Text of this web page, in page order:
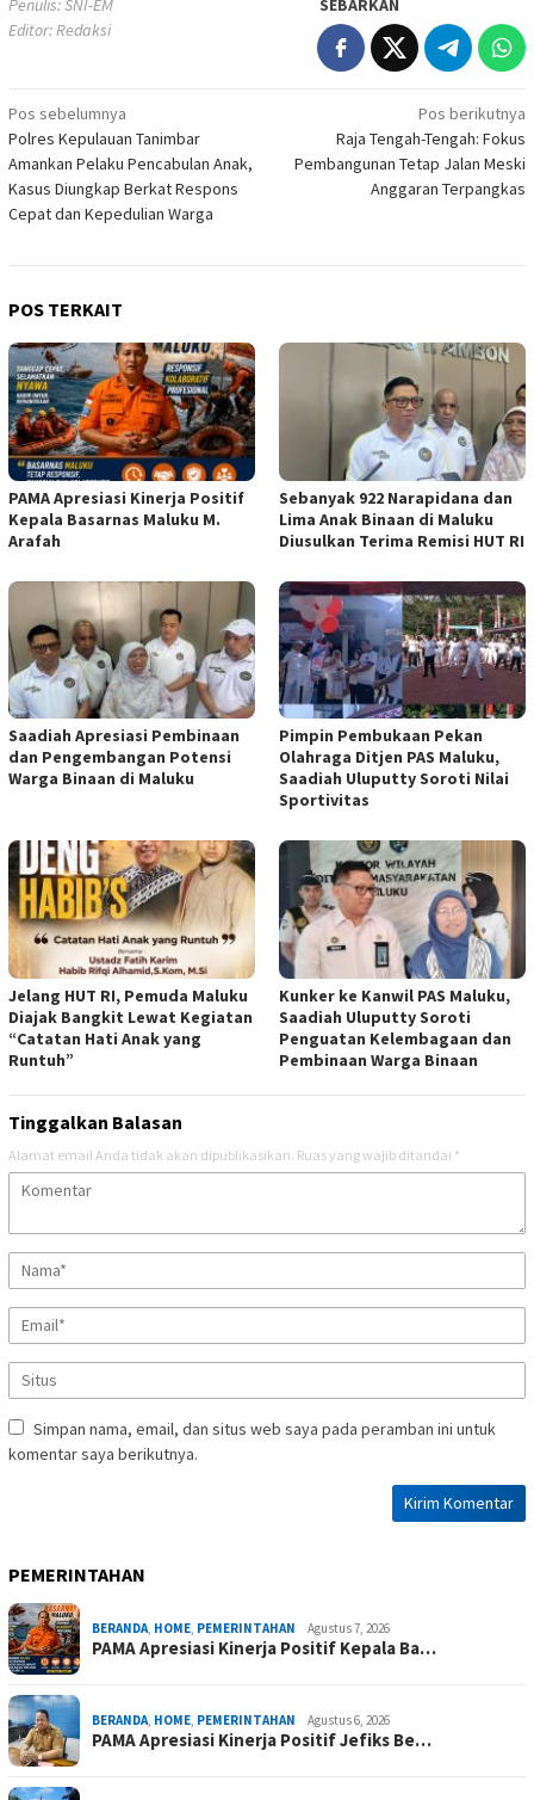
Editor: Redaksi
Navigasi
pos
Pos sebelumnya
Polres Kepulauan Tanimbar
Amankan Pelaku Pencabulan Anak,
Kasus Diungkap Berkat Respons
Cepat dan Kepedulian Warga
Pos berikutnya
Raja Tengah-Tengah: Fokus
Pembangunan Tetap Jalan Meski
Anggaran Terpangkas
POS TERKAIT
PAMA Apresiasi Kinerja Positif
Kepala Basarnas Maluku M.
Arafah
Sebanyak 922 Narapidana dan
Lima Anak Binaan di Maluku
Diusulkan Terima Remisi HUT RI
Saadiah Apresiasi Pembinaan
dan Pengembangan Potensi
Warga Binaan di Maluku
Pimpin Pembukaan Pekan
Olahraga Ditjen PAS Maluku,
Saadiah Uluputty Soroti Nilai
Sportivitas
Jelang HUT RI, Pemuda Maluku
Diajak Bangkit Lewat Kegiatan
“Catatan Hati Anak yang
Runtuh”
Kunker ke Kanwil PAS Maluku,
Saadiah Uluputty Soroti
Penguatan Kelembagaan dan
Pembinaan Warga Binaan
Tinggalkan Balasan
Alamat email Anda tidak akan dipublikasikan. Ruas yang wajib ditandai *
Simpan nama, email, dan situs web saya pada peramban ini untuk
komentar saya berikutnya.
PEMERINTAHAN
BERANDA, HOME, PEMERINTAHAN Agustus 7, 2026
PAMA Apresiasi Kinerja Positif Kepala Ba…
BERANDA, HOME, PEMERINTAHAN Agustus 6, 2026
PAMA Apresiasi Kinerja Positif Jefiks Be…